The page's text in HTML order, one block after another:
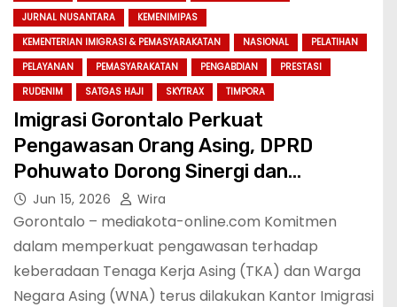
JURNAL NUSANTARA
KEMENIMIPAS
KEMENTERIAN IMIGRASI & PEMASYARAKATAN
NASIONAL
PELATIHAN
PELAYANAN
PEMASYARAKATAN PENGABDIAN
PRESTASI
RUDENIM
SATGAS HAJI SKYTRAX TIMPORA
Imigrasi Gorontalo Perkuat
Pengawasan Orang Asing, DPRD
Pohuwato Dorong Sinergi dan
Optimalisasi APOA
Jun 15, 2026 Wira
Gorontalo – mediakota-online.com Komitmen
dalam memperkuat pengawasan terhadap
keberadaan Tenaga Kerja Asing (TKA) dan Warga
Negara Asing (WNA) terus dilakukan Kantor Imigrasi